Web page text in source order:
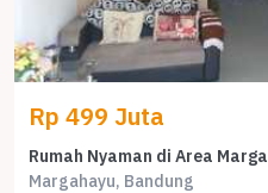
Rp 499 Juta
Margahayu, Bandung